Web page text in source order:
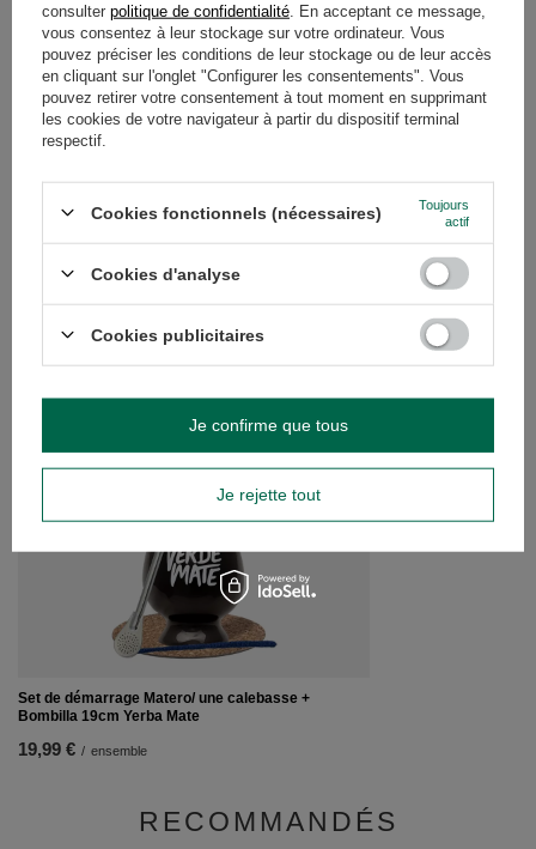
GARANTIE
AVIS (0)
Avez-vous besoin d'aide ? Avez-vous des
questions ?
et les réponses les plus intéressantes
puissent les consulter.
Poser une question
VOIR AUSSI
Set de démarrage Matero/ une calebasse +
Bombilla 19cm Yerba Mate
19,99 € / ensemble
RECOMMANDÉS
consulter politique de confidentialité . En acceptant ce message,
vous consentez à leur stockage sur votre ordinateur. Vous
pouvez préciser les conditions de leur stockage ou de leur accès
en cliquant sur l'onglet "Configurer les consentements". Vous
pouvez retirer votre consentement à tout moment en supprimant
les cookies de votre navigateur à partir du dispositif terminal
respectif.
Cookies fonctionnels (nécessaires)
Toujours
actif
Cookies d'analyse
Cookies publicitaires
Je rejette tout
Je confirme que tous